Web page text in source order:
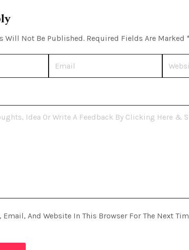
Will Not Be Published. Required Fields Are Marked *
Email, And Website In This Browser For The Next